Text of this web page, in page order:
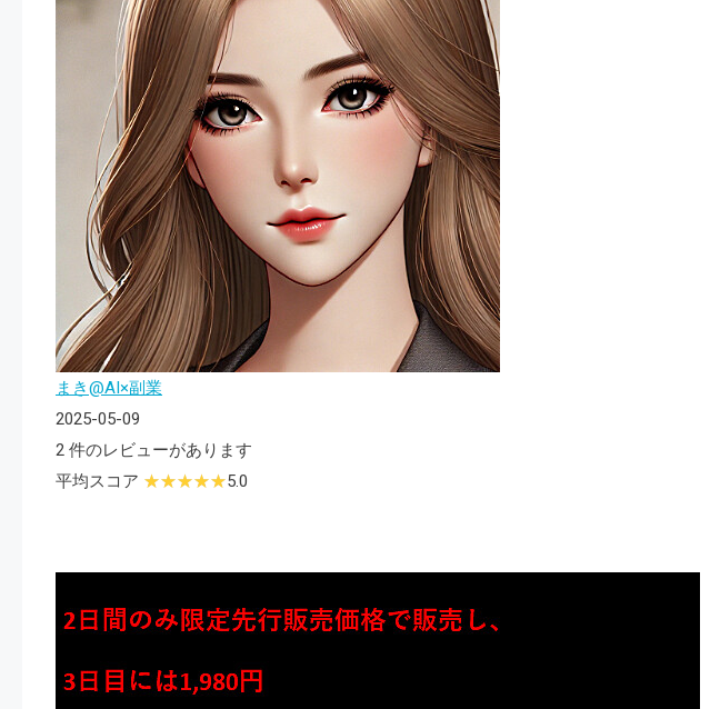
まき@AI×副業
2025-05-09
2 件のレビューがあります
平均スコア
5.0